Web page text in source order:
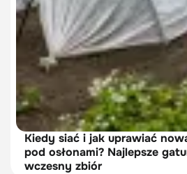
Kiedy siać i jak uprawiać
pod osłonami? Najlepsze
wczesny zbiór